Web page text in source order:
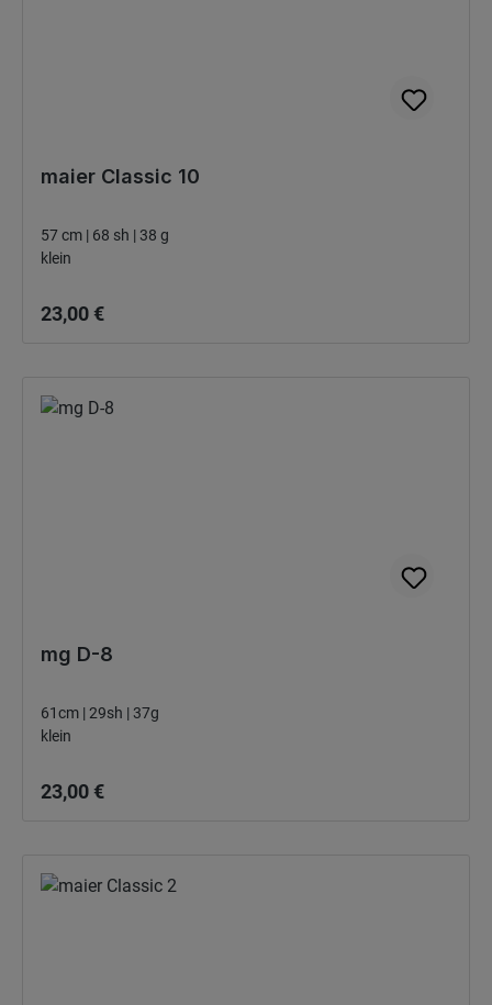
maier Classic 10
57 cm | 68 sh | 38 g
klein
23,00 €
mg D-8
61cm | 29sh | 37g
klein
23,00 €